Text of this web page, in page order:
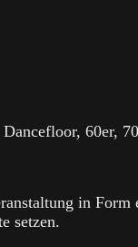
60er,
in
setzen.